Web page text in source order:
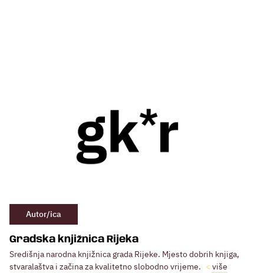
Autor/ica
Gradska knjižnica Rijeka
Središnja narodna knjižnica grada Rijeke. Mjesto dobrih knjiga,
stvaralaštva i začina za kvalitetno slobodno vrijeme.
više